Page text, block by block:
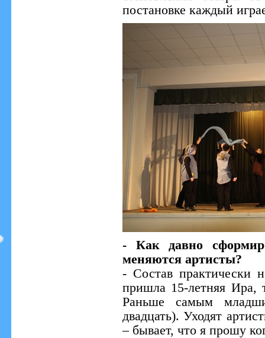
постановке каждый
- Как давно
меняются артисты?
- Состав практически
пришла 15-летняя Ира,
Раньше самым
двадцать). Уходят
– бывает, что я прошу